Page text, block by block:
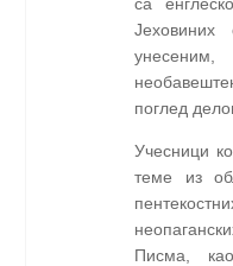
поглед
Учесници
теме из
Писма,